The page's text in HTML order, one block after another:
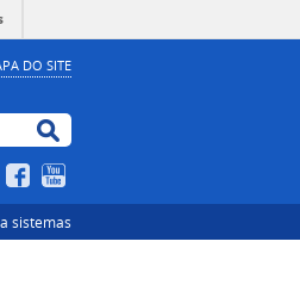
DO SITE
Buscar no portal
InstagramFacebook
sistemas